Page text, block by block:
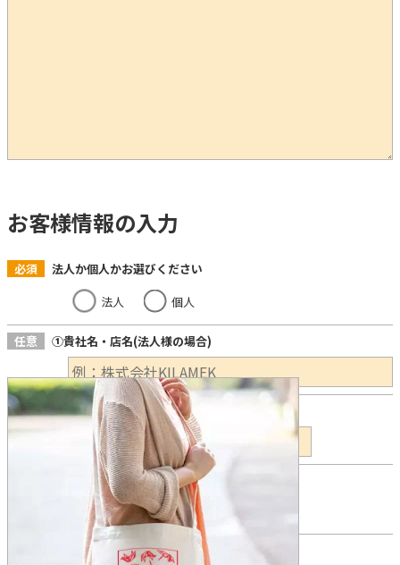
お客様情報の入力
必須
法人か個人かお選びください
法人
個人
任意 ①貴社名・店名(法人様の場合)
必須 ②お名前
③都道府県
④お電話番号